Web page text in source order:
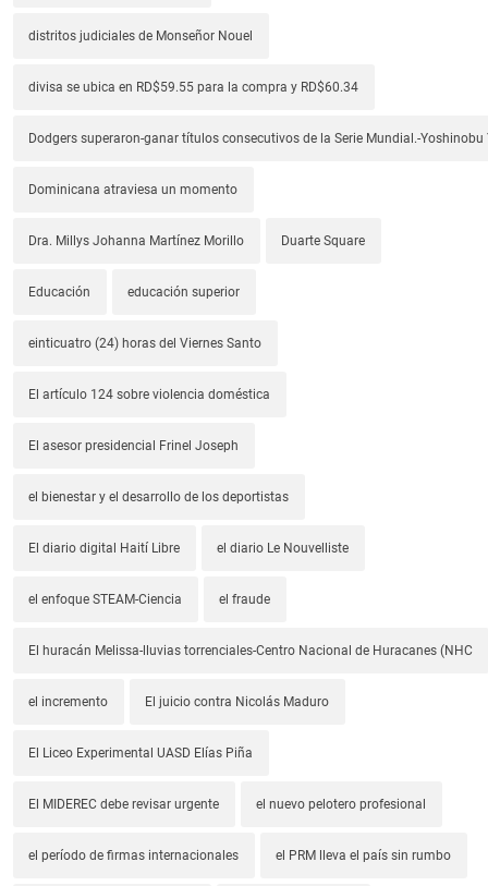
distritos judiciales de Monseñor Nouel
divisa se ubica en RD$59.55 para la compra y RD$60.34
Dodgers superaron-ganar títulos consecutivos de la Serie Mundial.-
Dominicana atraviesa un momento
Dra. Millys Johanna Martínez Morillo Duarte Square
Educación educación superior
einticuatro (24) horas del Viernes Santo
El artículo 124 sobre violencia doméstica
El asesor presidencial Frinel Joseph
el bienestar y el desarrollo de los deportistas
El diario digital Haití Libre el diario Le Nouvelliste
el enfoque STEAM-Ciencia el fraude
El huracán Melissa-lluvias torrenciales-Centro Nacional de Huracanes (NHC
el incremento El juicio contra Nicolás Maduro
El Liceo Experimental UASD Elías Piña
El MIDEREC debe revisar urgente el nuevo pelotero profesional
el período de firmas internacionales el PRM lleva el país sin rumbo